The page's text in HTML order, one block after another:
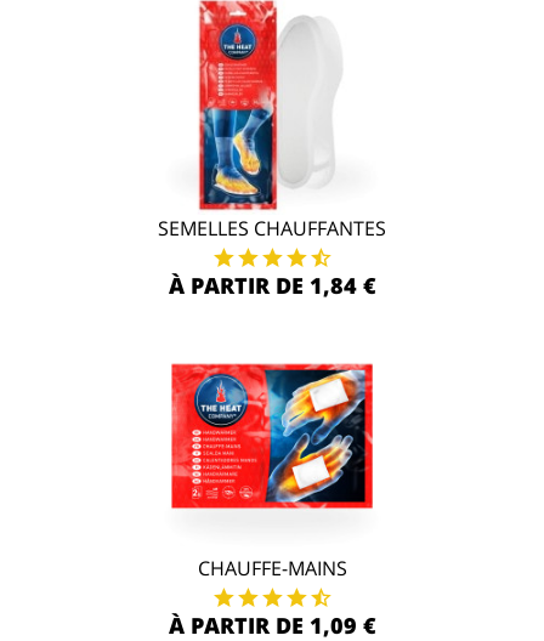
SEMELLES CHAUFFANTES
À PARTIR DE 1,84 €
CHAUFFE-MAINS
À PARTIR DE 1,09 €